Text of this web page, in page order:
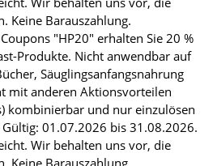
Keine Barauszahlung.
"HP20" erhalten Sie 20 %
Produkte. Nicht anwendbar auf
Säuglingsanfangsnahrung
mit anderen Aktionsvorteilen
kombinierbar und nur einzulösen
01.07.2026 bis 31.08.2026.
Wir behalten uns vor, die